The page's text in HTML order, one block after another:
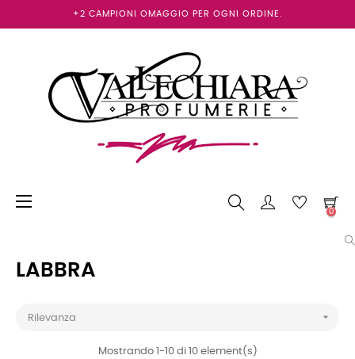
+2 CAMPIONI OMAGGIO PER OGNI ORDINE.
navigazione
☰
0
LABBRA
Rilevanza 
Mostrando 1-10 di 10 element(s)